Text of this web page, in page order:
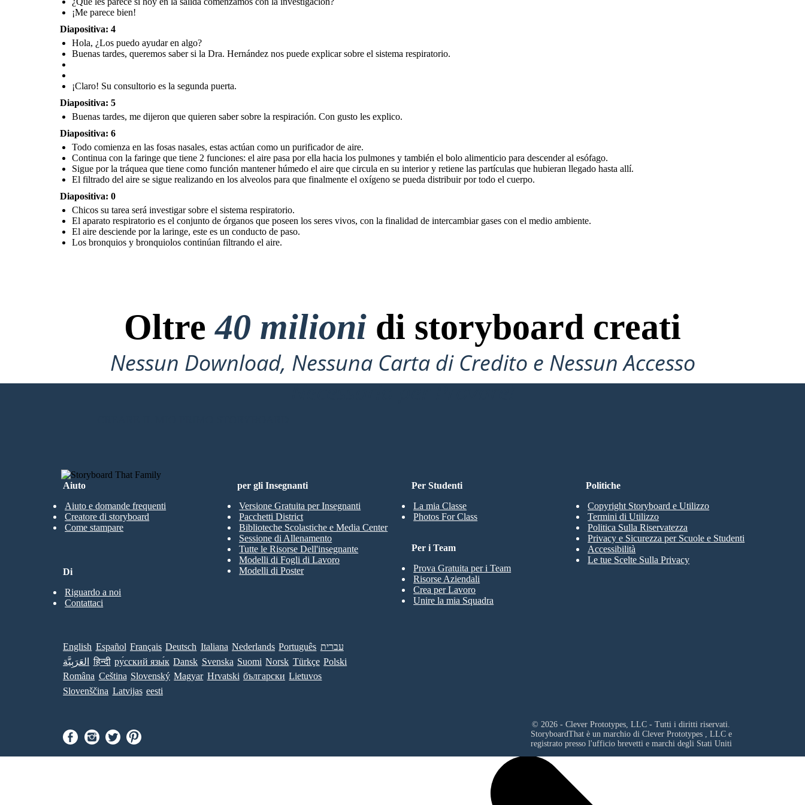
Continua con la faringe que
tiene 2 funciones: el aire
pasa por ella hacia los
pulmones y también el bolo
alimenticio para descender
El aire desciende por la
como función mantener húmedo
el aire que circula en su interior
hubieran llegado hasta allí.
El filtrado del aire se sigue
realizando en los alveolos para que
distribuir por todo el cuerpo.
¡Me parece bien!
Diapositiva: 4
Hola, ¿Los puedo ayudar en algo?
Buenas tardes, queremos saber si la Dra. Hernández nos puede explicar sobre el sistema respiratorio.
¡Claro! Su consultorio es la segunda puerta.
Diapositiva: 5
Buenas tardes, me dijeron que quieren saber sobre la respiración. Con gusto les explico.
Diapositiva: 6
Todo comienza en las fosas nasales , estas actúan como un purificador de aire.
Continua con la faringe que tiene 2 funciones: el aire pasa por ella hacia los pulmones y también el bolo alimenticio para descender al esófago .
Sigue por la tráquea que tiene como función mantener húmedo el aire que circula en su interior y retiene las partículas que hubieran llegado hasta allí.
El filtrado del aire se sigue realizando en los alveolos par a que finalmente el oxígeno se pueda distribuir por todo el cuerpo.
Diapositiva: 0
Chicos su tarea será investigar sobre el sistema respiratorio .
El aparato respiratorio es el conjunto de órganos que poseen los seres vivos, con la finalidad de intercambiar gases con el medio ambiente .
El aire desciende por la laringe , este es un conducto de paso.
Los bronquios y bronquiolos continúan filtrando el aire.
Oltre40 milioni di storyboard creati
Nessun Download, Nessuna Carta di Credito e Nessun Accesso
Necessario per Provare!
Aiuto
Aiuto e domande frequenti
Creatore di storyboard
Come stampare
Per Studenti
La mia Classe
Photos For Class
per gli Insegnanti
Versione Gratuita per Insegnanti
Pacchetti District
Biblioteche Scolastiche e Media Center
Sessione di Allenamento
Tutte le Risorse Dell'insegnante
Modelli di Fogli di Lavoro
Modelli di Poster
Per i Team
Prova Gratuita per i Team
Risorse Aziendali
Crea per Lavoro
Unire la mia Squadra
Di
Riguardo a noi
Contattaci
Politiche
Copyright Storyboard e Utilizzo
Termini di Utilizzo
Politica Sulla Riservatezza
Privacy e Sicurezza per Scuole e Studenti
Accessibilità
Le tue Scelte Sulla Privacy
English Español Français Deutsch Italiana Nederlands Português עברית
العَرَبِيَّة
हिन्दी ру́сский язы́к Dansk Svenska Suomi Norsk Türkçe Polski
Româna Ceština Slovenský Magyar Hrvatski български Lietuvos
Slovenščina Latvijas eesti
© 2026 - Clever Prototypes, LLC - Tutti i diritti riservati.
StoryboardThat è un marchio di Clever Prototypes , LLCe
registrato presso l'ufficio brevetti e marchi degli Stati Uniti